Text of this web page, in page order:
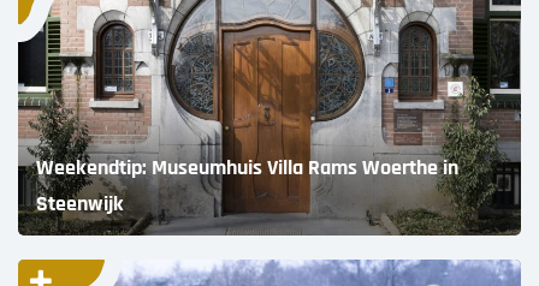
Weekendtip: Museumhuis Villa Rams Woerthe in
Steenwijk